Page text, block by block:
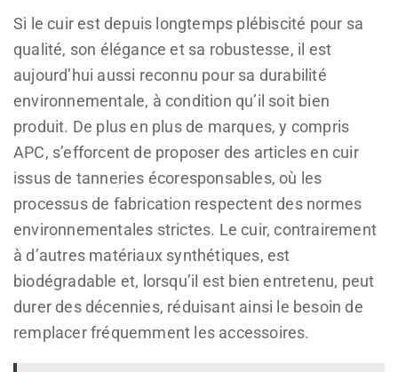
Si le cuir est depuis longtemps plébiscité pour sa
qualité, son élégance et sa robustesse, il est
aujourd’hui aussi reconnu pour sa durabilité
environnementale, à condition qu’il soit bien
produit. De plus en plus de marques, y compris
APC, s’efforcent de proposer des articles en cuir
issus de tanneries écoresponsables, où les
processus de fabrication respectent des normes
environnementales strictes. Le cuir, contrairement
à d’autres matériaux synthétiques, est
biodégradable et, lorsqu’il est bien entretenu, peut
durer des décennies, réduisant ainsi le besoin de
remplacer fréquemment les accessoires.